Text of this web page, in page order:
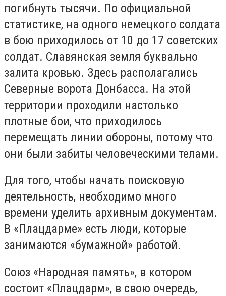
погибнуть тысячи. По официальной
статистике, на одного немецкого солдата
в бою приходилось от 10 до 17 советских
солдат. Славянская земля буквально
залита кровью. Здесь располагались
Северные ворота Донбасса. На этой
территории проходили настолько
плотные бои, что приходилось
перемещать линии обороны, потому что
они были забиты человеческими телами.
Для того, чтобы начать поисковую
деятельность, необходимо много
времени уделить архивным документам.
В «Плацдарме» есть люди, которые
занимаются «бумажной» работой.
Союз «Народная память», в котором
состоит «Плацдарм», в свою очередь,